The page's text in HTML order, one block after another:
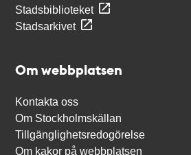
Stadsbiblioteket
Stadsarkivet
Om webbplatsen
Kontakta oss
Om Stockholmskällan
Tillgänglighetsredogörelse
Om kakor på webbplatsen